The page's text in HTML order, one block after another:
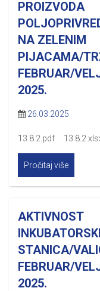
PROIZVODA
NA ZELENIM
PIJACAMA/
FEBRUAR/
2025.
26.03.2025
13.8.2.pdf
Pročitaj više
AKTIVNOST
STANICA/
FEBRUAR/
2025.